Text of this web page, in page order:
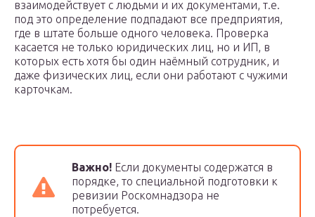
взаимодействует с людьми и их документами, т.е.
под это определение подпадают все предприятия,
где в штате больше одного человека. Проверка
касается не только юридических лиц, но и ИП, в
которых есть хотя бы один наёмный сотрудник, и
даже физических лиц, если они работают с чужими
карточкам.
Важно! Если документы содержатся в
порядке, то специальной подготовки к
ревизии Роскомнадзора не
потребуется.